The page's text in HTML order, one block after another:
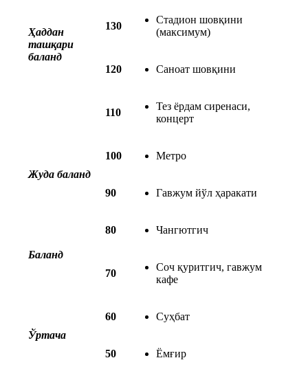
Ҳаддан
ташқари
баланд
130
Стадион шовқини
(максимум)
120 Саноат шовқини
110
Тез ёрдам сиренаси,
концерт
Жуда баланд
100 Метро
90 Гавжум йўл ҳаракати
Баланд
80 Чангютгич
70
Соч қуритгич, гавжум
кафе
Ўртача
60 Суҳбат
50 Ёмғир